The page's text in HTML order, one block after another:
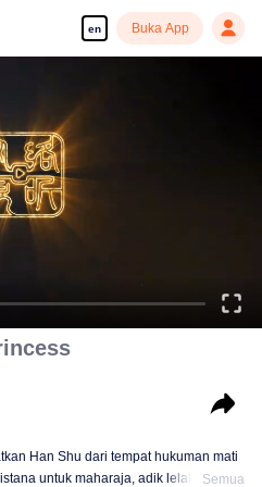
en Buka App
Han Shu dari tempat hukuman mati
Semua